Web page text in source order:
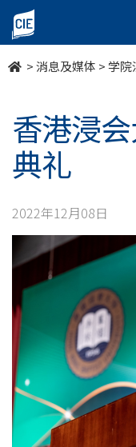
香
港
会
大
学
第
63
届
毕
业
典
礼
>消息及媒体 >学院
香港浸
典礼
2022年12月08日